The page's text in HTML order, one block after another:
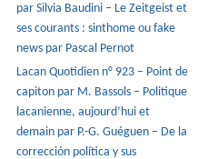
par Silvia Baudini – Le Zeitgeist et
ses courants : sinthome ou fake
news par Pascal Pernot
Lacan Quotidien n° 923 – Point de
capiton par M. Bassols – Politique
lacanienne, aujourd’hui et
demain par P.-G. Guéguen – De la
corrección política y sus